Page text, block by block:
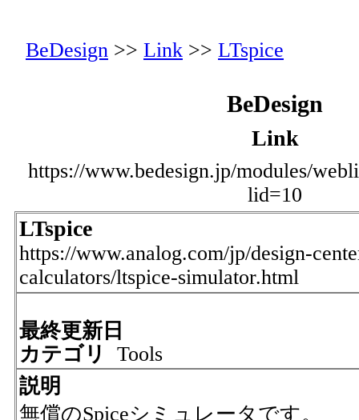
BeDesign >> Link >> LTspice
BeDesign
Link
https://www.bedesign.jp/modules/
lid=10
LTspice
https://www.analog.com/jp/design-
calculators/ltspice-simulator.html
最終更新日
カテゴリ
Tools
説明
無償のSpiceシミュレータです。